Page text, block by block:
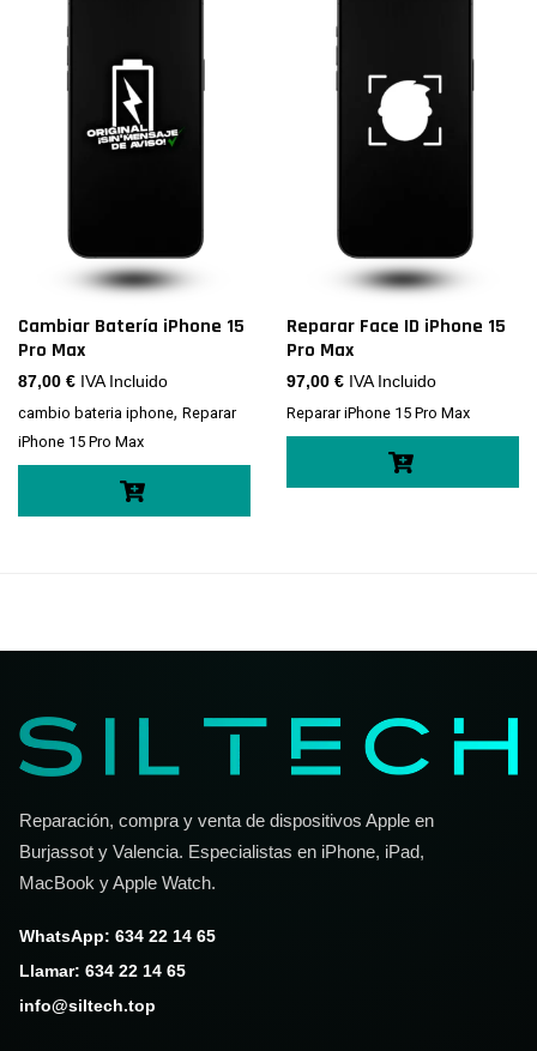
Cambiar Batería iPhone 15
Pro Max
87,00 € IVA Incluido
cambio bateria iphone, Reparar
iPhone 15 Pro Max
Reparar Face ID iPhone 15
Pro Max
97,00 € IVA Incluido
Reparar iPhone 15 Pro Max
Reparación, compra y venta de dispositivos Apple en
Burjassot y Valencia. Especialistas en iPhone, iPad,
MacBook y Apple Watch.
WhatsApp: 634 22 14 65
Llamar: 634 22 14 65
info@siltech.top